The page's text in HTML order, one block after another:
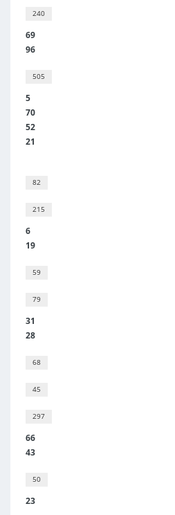
240
69
96
505
5
70
52
21
82
215
6
19
59
79
31
28
68
45
297
66
43
50
23